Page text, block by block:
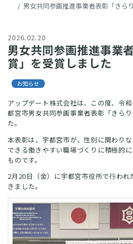
男女共同参画推進事業者表彰「きら
2026.02.20
男女共同参画推進事業
賞」を受賞しました
お知らせ
アップデート株式会社は、この度、令
都宮市男女共同参画事業者表彰「きら
た。
本表彰は、宇都宮市が、性別に関わり
できる働きやすい職場づくりに積極的
ものです。
2月20日（金）に宇都宮市役所で行わ
きました。